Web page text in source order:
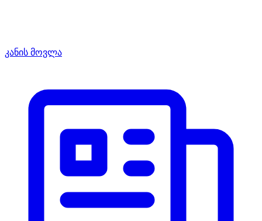
კანის მოვლა